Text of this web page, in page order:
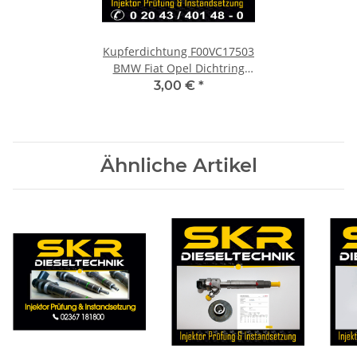
Kupferdichtung F00VC17503
BMW Fiat Opel Dichtring
Einspritzdüse Injektor
3,00 € *
Ähnliche Artikel